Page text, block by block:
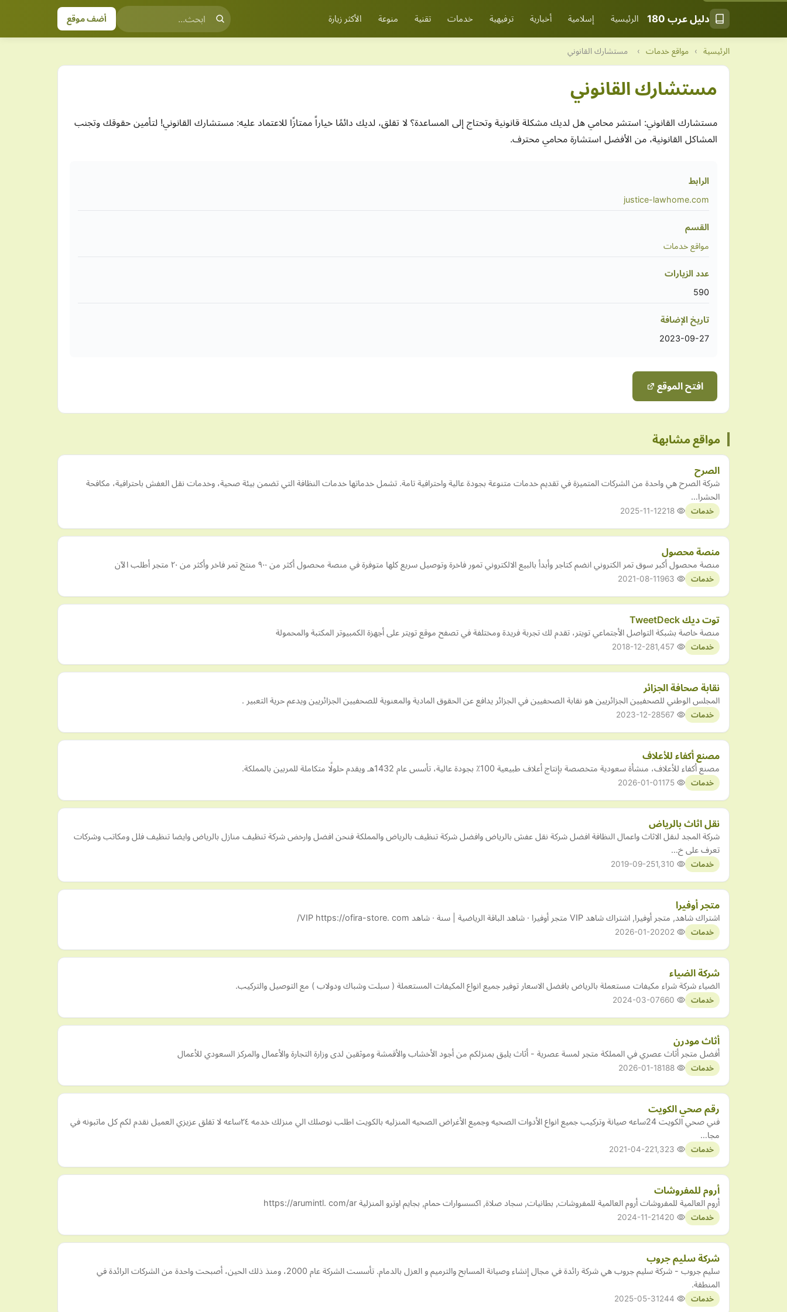
دليل عرب 180 الرئيسية إسلامية أخبارية ترفيهية خدمات تقنية منوعة الأكثر زيارة أضف موقع
الرئيسية › مواقع خدمات › مستشارك القانوني
مستشارك القانوني
مستشارك القانوني: استشر محامي هل لديك مشكلة قانونية وتحتاج إلى المساعدة؟ لا تقلق، لديك دائمًا خياراً ممتازًا للاعتماد عليه: مستشارك القانوني! لتأمين حقوقك وتجنب
المشاكل القانونية، من الأفضل استشارة محامي محترف.
الرابط
justice-lawhome.com
القسم
مواقع خدمات
عدد الزيارات
590
تاريخ الإضافة
2023-09-27
افتح الموقع
مواقع مشابهة
الصرح
شركة الصرح هي واحدة من الشركات المتميزة في تقديم خدمات متنوعة بجودة عالية واحترافية تامة. تشمل خدماتها خدمات النظافة التي تضمن بيئة صحية، وخدمات نقل العفش باحترافية، مكافحة
الحشرا…
خدمات 2025-11-12
منصة محصول
منصة محصول أكبر سوق تمر الكتروني انضم كتاجر وأبدأ بالبيع الالكتروني تمور فاخرة وتوصيل سريع كلها متوفرة في منصة محصول أكثر من ٩٠٠ منتج تمر فاخر وأكثر من ٢٠ متجر أطلب الآن
خدمات 2021-08-11
توت ديك TweetDeck
منصة خاصة بشبكة التواصل الأجتماعي تويتر، تقدم لك تجربة فريدة ومختلفة في تصفح موقع تويتر على أجهزة الكمبيوتر المكتبة والمحمولة
خدمات 2018-12-28
نقابة صحافة الجزائر
المجلس الوطني للصحفيين الجزائريين هو نقابة الصحفيين في الجزائر يدافع عن الحقوق المادية والمعنوية للصحفيين الجزائريين ويدعم حرية التعبير .
خدمات 2023-12-28
مصنع أكفاء للأعلاف
مصنع أكفاء للأعلاف، منشأة سعودية متخصصة بإنتاج أعلاف طبيعية 100٪ بجودة عالية، تأسس عام 1432هـ ويقدم حلولًا متكاملة للمربين بالمملكة.
خدمات 2026-01-01
نقل اثاث بالرياض
شركة المجد لنقل الاثاث واعمال النظافة افضل شركة نقل عفش بالرياض وافضل شركة تنظيف بالرياض والمملكة فنحن افضل وارخض شركة تنظيف منازل بالرياض وايضا تنظيف فلل ومكاتب وشركات
تعرف على خ…
خدمات 2019-09-25
متجر أوفيرا
اشتراك شاهد, متجر أوفيرا, اشتراك شاهد VIP متجر أوفيرا · شاهد الباقة الرياضية | سنة · شاهد VIP https://ofira-store. com/
خدمات 2026-01-20
شركة الضياء
الضياء شركة شراء مكيفات مستعملة بالرياض بافضل الاسعار توفير جميع انواع المكيفات المستعملة ( سبلت وشباك ودولاب ) مع التوصيل والتركيب.
خدمات 2024-03-07
أثاث مودرن
أفضل متجر أثاث عصري في المملكة متجر لمسة عصرية - أثاث يليق بمنزلكم من أجود الأخشاب والأقمشة وموثقين لدى وزارة التجارة والأعمال والمركز السعودي للأعمال
خدمات 2026-01-18
رقم صحي الكويت
فني صحي الكويت 24ساعه صيانة وتركيب جميع انواع الأدوات الصحيه وجميع الأغراض الصحيه المنزليه بالكويت اطلب نوصلك الي منزلك خدمه ٢٤ساعه لا تقلق عزيزي العميل نقدم لكم كل ماتبونه في
مجا…
خدمات 2021-04-22
أروم للمفروشات
أروم العالمية للمفروشات أروم العالمية للمفروشات, بطانيات, سجاد صلاة, اكسسوارات حمام, بجايم اوترو المنزلية https://arumintl. com/ar
خدمات 2024-11-21
شركة سليم جروب
سليم جروب - شركة سليم جروب هي شركة رائدة في مجال إنشاء وصيانة المسابح والترميم و العزل بالدمام. تأسست الشركة عام 2000، ومنذ ذلك الحين، أصبحت واحدة من الشركات الرائدة في
المنطقة.
خدمات 2025-05-31